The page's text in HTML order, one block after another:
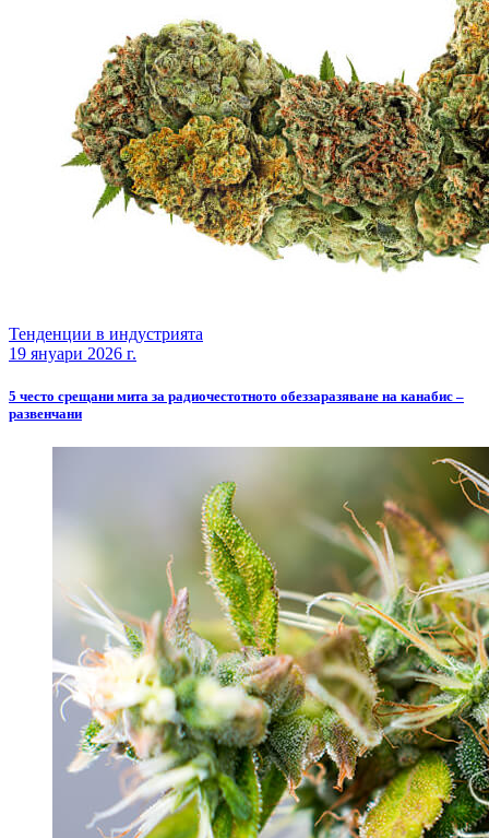
Тенденции в индустрията
19 януари 2026 г.
5 често срещани мита за радиочестотното обеззаразяване на канабис –
развенчани